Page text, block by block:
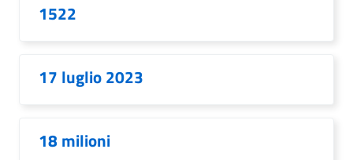
1522
17 luglio 2023
18 milioni